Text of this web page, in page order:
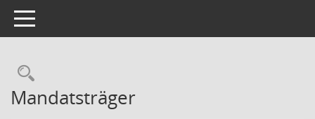
Toggle navigation
Rechercheauswahl
Mandatsträger